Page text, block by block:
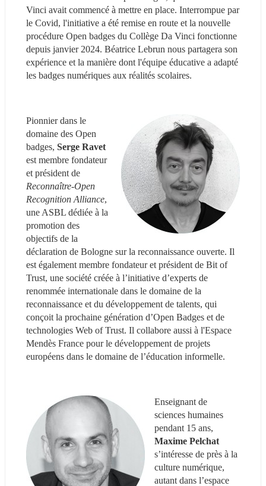
Vinci avait commencé à mettre en place. Interrompue par
le Covid, l'initiative a été remise en route et la nouvelle
procédure Open badges du Collège Da Vinci fonctionne
depuis janvier 2024. Béatrice Lebrun nous partagera son
expérience et la manière dont l'équipe éducative a adapté
les badges numériques aux réalités scolaires.
Pionnier dans le
domaine des Open
badges, Serge Ravet
est membre fondateur
Reconnaître-Open
Recognition Alliance,
une ASBL dédiée à la
promotion des
objectifs de la
déclaration de Bologne sur la reconnaissance ouverte. Il
est également membre fondateur et président de Bit of
Trust, une société créée à l’initiative d’experts de
renommée internationale dans le domaine de la
reconnaissance et du développement de talents, qui
conçoit la prochaine génération d’Open Badges et de
technologies Web of Trust. Il collabore aussi à l'Espace
Mendès France pour le développement de projets
européens dans le domaine de l’éducation informelle.
Enseignant de
sciences humaines
Maxime Pelchat
s’intéresse de près à la
culture numérique,
autant dans l’espace